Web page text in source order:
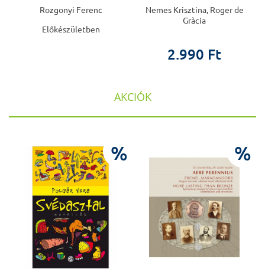
Rozgonyi Ferenc
Előkészületben
Nemes Krisztina, Roger de
Gràcia
2.990 Ft
AKCIÓK
% %